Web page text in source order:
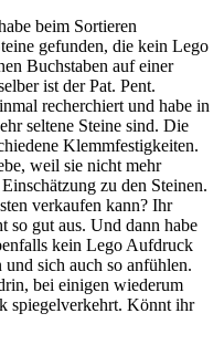
beim Sortieren
gefunden, die kein Lego
Buchstaben auf einer
ist der Pat. Pent.
recherchiert und habe in
seltene Steine sind. Die
Klemmfestigkeiten.
weil sie nicht mehr
zu den Steinen.
verkaufen kann? Ihr
so gut aus. Und dann habe
kein Lego Aufdruck
und sich auch so anfühlen.
bei einigen wiederum
spiegelverkehrt. Könnt ihr